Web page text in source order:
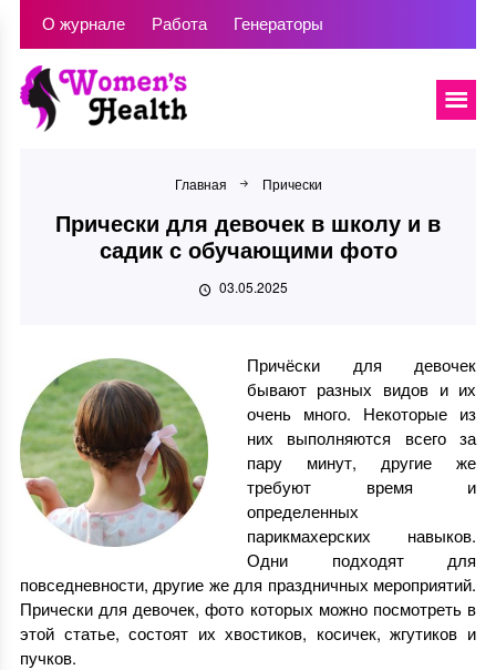
О журнале Работа Генераторы
Главная Прически
Прически для девочек в школу и в
садик с обучающими фото
03.05.2025
Причёски для девочек
бывают разных видов и их
очень много. Некоторые из
них выполняются всего за
пару минут, другие же
требуют время и
определенных
парикмахерских навыков.
Одни подходят для
повседневности, другие же для праздничных мероприятий.
Прически для девочек, фото которых можно посмотреть в
этой статье, состоят их хвостиков, косичек, жгутиков и
пучков.